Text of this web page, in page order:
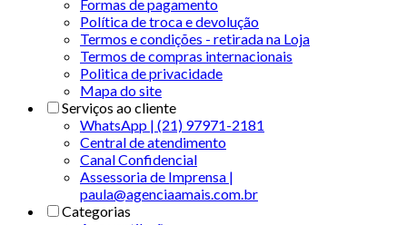
Formas de pagamento
Política de troca e devolução
Termos e condições - retirada na Loja
Termos de compras internacionais
Politica de privacidade
Mapa do site
Serviços ao cliente
WhatsApp | (21) 97971-2181
Central de atendimento
Canal Confidencial
Assessoria de Imprensa |
paula@agenciaamais.com.br
Categorias